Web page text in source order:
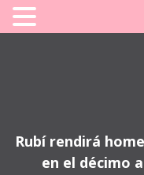
Rubí rendirá
en el décimo